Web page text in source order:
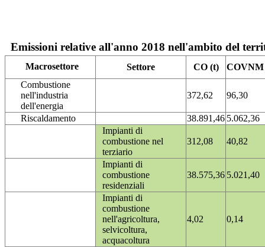
Emissioni relative all'anno 2018 nell'ambito del
Macrosettore Settore CO (t)
COVNM
Combustione
nell'industria
dell'energia
372,62 96,30
Riscaldamento 38.891,46 5.062,36
Impianti di
combustione nel
terziario
312,08 40,82
Impianti di
combustione
residenziali
38.575,36 5.021,40
Impianti di
combustione
nell'agricoltura,
selvicoltura,
acquacoltura
4,02 0,14